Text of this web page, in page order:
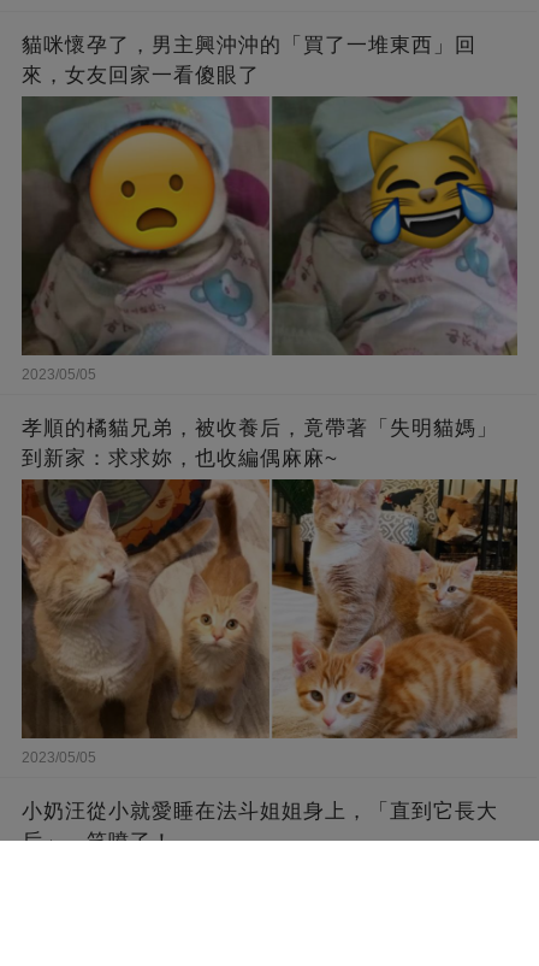
貓咪懷孕了，男主興沖沖的「買了一堆東西」回
來，女友回家一看傻眼了
2023/05/05
孝順的橘貓兄弟，被收養后，竟帶著「失明貓媽」
到新家：求求妳，也收編偶麻麻~
2023/05/05
小奶汪從小就愛睡在法斗姐姐身上，「直到它長大
后」...笑噴了！